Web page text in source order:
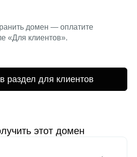
домен — оплатите
«Для клиентов».
раздел для клиентов
этот домен